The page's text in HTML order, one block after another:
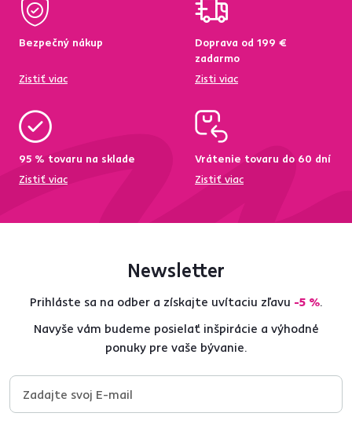
Bezpečný nákup
Zistiť viac
Doprava od 199 €
zadarmo
Zisti viac
95 % tovaru na sklade
Zistiť viac
Vrátenie tovaru do 60 dní
Zistiť viac
Newsletter
Prihláste sa na odber a získajte uvítaciu zľavu -5 %.
Navyše vám budeme posielať inšpirácie a výhodné
ponuky pre vaše bývanie.